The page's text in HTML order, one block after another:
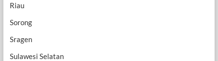
Riau
Sorong
Sragen
Sulawesi Selatan